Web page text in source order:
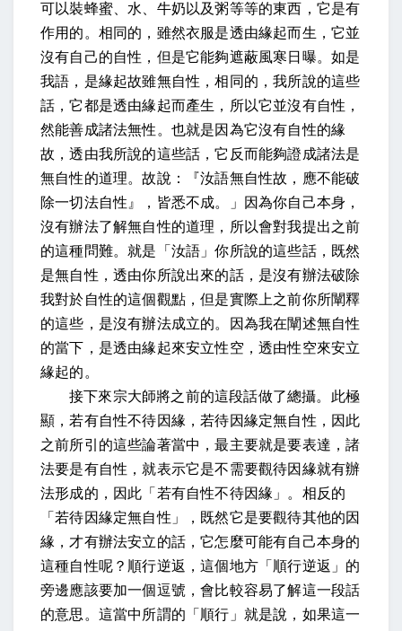
可以裝蜂蜜、水、牛奶以及粥等等的東西，它是有
作用的。相同的，雖然衣服是透由緣起而生，它並
沒有自己的自性，但是它能夠遮蔽風寒日曝。如是
我語，是緣起故雖無自性，相同的，我所說的這些
話，它都是透由緣起而產生，所以它並沒有自性，
然能善成諸法無性。也就是因為它沒有自性的緣
故，透由我所說的這些話，它反而能夠證成諸法是
無自性的道理。故說：『汝語無自性故，應不能破
除一切法自性』，皆悉不成。」因為你自己本身，
沒有辦法了解無自性的道理，所以會對我提出之前
的這種問難。就是「汝語」你所說的這些話，既然
是無自性，透由你所說出來的話，是沒有辦法破除
我對於自性的這個觀點，但是實際上之前你所闡釋
的這些，是沒有辦法成立的。因為我在闡述無自性
的當下，是透由緣起來安立性空，透由性空來安立
緣起的。
接下來宗大師將之前的這段話做了總攝。此極
顯，若有自性不待因緣，若待因緣定無自性，因此
之前所引的這些論著當中，最主要就是要表達，諸
法要是有自性，就表示它是不需要觀待因緣就有辦
法形成的，因此「若有自性不待因緣」。相反的
「若待因緣定無自性」，既然它是要觀待其他的因
緣，才有辦法安立的話，它怎麼可能有自己本身的
這種自性呢？順行逆返，這個地方「順行逆返」的
旁邊應該要加一個逗號，會比較容易了解這一段話
的意思。這當中所謂的「順行」就是說，如果這一